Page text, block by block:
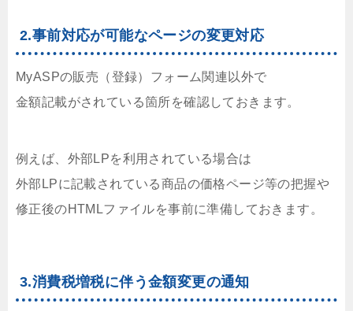
2.事前対応が可能なページの変更対応
MyASPの販売（登録）フォーム関連以外で
金額記載がされている箇所を確認しておきます。
例えば、外部LPを利用されている場合は
外部LPに記載されている商品の価格ページ等の把握や
修正後のHTMLファイルを事前に準備しておきます。
3.消費税増税に伴う金額変更の通知